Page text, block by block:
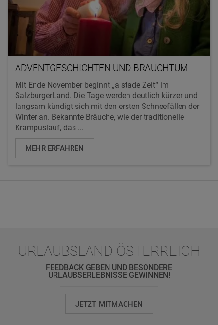
ADVENTGESCHICHTEN UND BRAUCHTUM
Mit Ende November beginnt „a stade Zeit“ im
SalzburgerLand. Die Tage werden deutlich kürzer und
langsam kündigt sich mit den ersten Schneefällen der
Winter an. Bekannte Bräuche, wie der traditionelle
Krampuslauf, das ...
MEHR ERFAHREN
URLAUBSLAND ÖSTERREICH
FEEDBACK GEBEN UND BESONDERE
URLAUBSERLEBNISSE GEWINNEN!
JETZT MITMACHEN